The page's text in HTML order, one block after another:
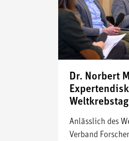
Dr. Norbert
Weltkrebstag
Anlässlich des
Verband